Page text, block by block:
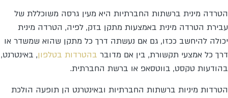
הטרדה מינית ברשתות החברתיות היא מעין גרסה משוכללת של
עבירת הטרדה מינית באמצעות מתקן בזק, לפיה, הטרדה מינית
יכולה להיחשב ככזו, גם אם נעשתה דרך כל מתקן שהוא שמשדר או
דרך כל אמצעי תקשורת, בין אם מדובר בהטרדות בטלפון, באינטרנט,
בהודעות טקסט, בווטסאפ או ברשת החברתית.
הטרדות מיניות ברשתות החברתיות ובאינטרנט הן תופעה הולכת